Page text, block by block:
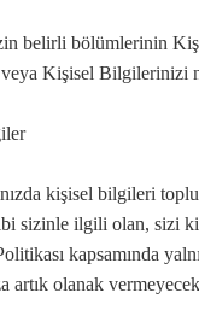
belirli bölümlerinin
Kişisel Bilgilerinizi
kişisel bilgileri
sizinle ilgili olan, sizi
kapsamında
artık olanak